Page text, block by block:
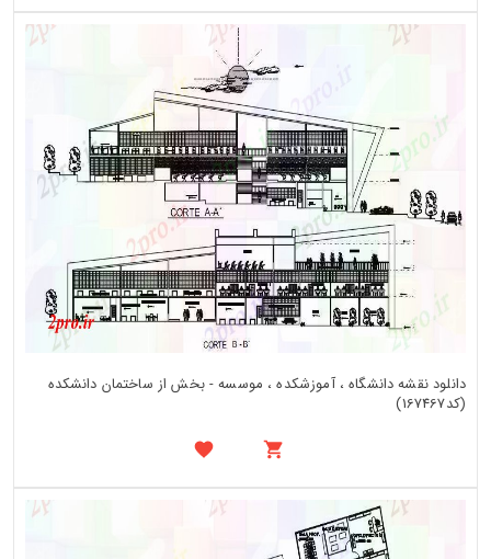
دانلود نقشه دانشگاه ، آموزشکده ، موسسه - بخش از ساختمان دانشکده
(کد167467)